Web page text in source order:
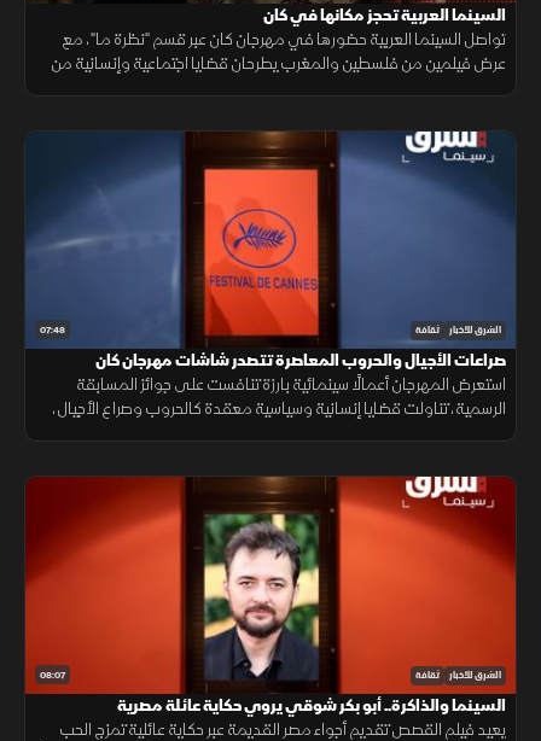
السينما العربية تحجز مكانها في كان
تواصل السينما العربية حضورها في مهرجان كان عبر قسم "نظرة ما"، مع
عرض فيلمين من فلسطين والمغرب يطرحان قضايا اجتماعية وإنسانية من
07:48 الشرق للأخبار ثقافة
صراعات الأجيال والحروب المعاصرة تتصدر شاشات مهرجان كان
استعرض المهرجان أعمالًا سينمائية بارزة تنافست على جوائز المسابقة
الرسمية، تناولت قضايا إنسانية وسياسية معقدة كالحروب وصراع الأجيال،
08:07 الشرق للأخبار ثقافة
السينما والذاكرة.. أبو بكر شوقي يروي حكاية عائلة مصرية
يعيد فيلم القصص تقديم أجواء مصر القديمة عبر حكاية عائلية تمزج الحب